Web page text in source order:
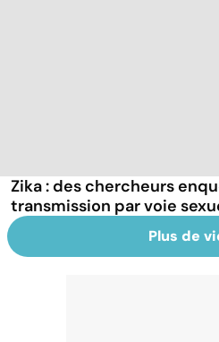
Zika : des chercheurs
transmission par voie
Plus de